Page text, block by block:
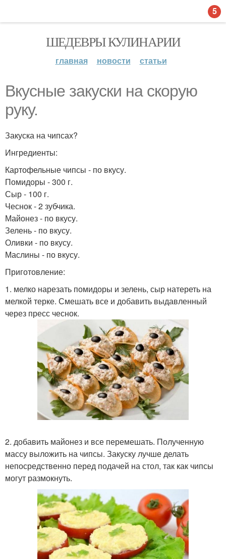
ШЕДЕВРЫ КУЛИНАРИИ
главная новости статьи
Вкусные закуски на скорую
руку.
Закуска на чипсах?
Ингредиенты:
Картофельные чипсы - по вкусу.
Помидоры - 300 г.
Сыр - 100 г.
Чеснок - 2 зубчика.
Майонез - по вкусу.
Зелень - по вкусу.
Оливки - по вкусу.
Маслины - по вкусу.
Приготовление:
1. мелко нарезать помидоры и зелень, сыр натереть на
мелкой терке. Смешать все и добавить выдавленный
через пресс чеснок.
2. добавить майонез и все перемешать. Полученную
массу выложить на чипсы. Закуску лучше делать
непосредственно перед подачей на стол, так как чипсы
могут размокнуть.
5